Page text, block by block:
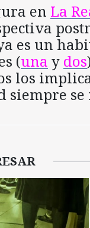
en La
es un
(una y dos
los
siempre se